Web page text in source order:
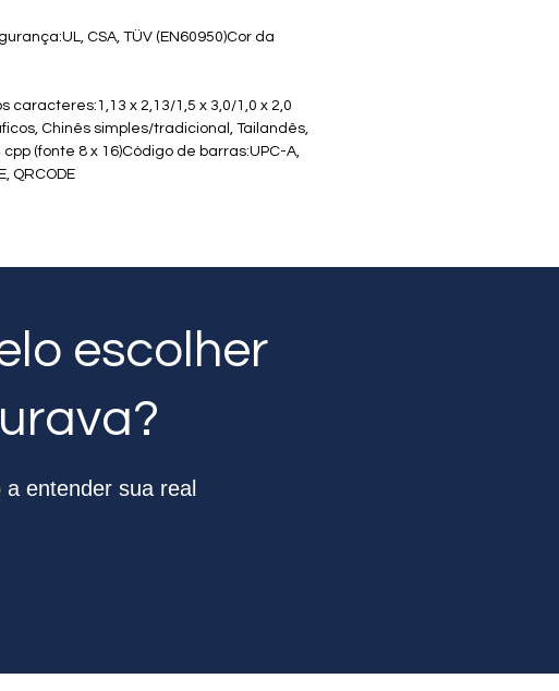
CSA, TÜV (EN60950)Cor da
x 2,13/1,5 x 3,0/1,0 x 2,0
Chinês simples/tradicional, Tailandês,
(fonte 8 x 16)Código de barras:UPC-A,
QRCODE
escolher
entender sua real